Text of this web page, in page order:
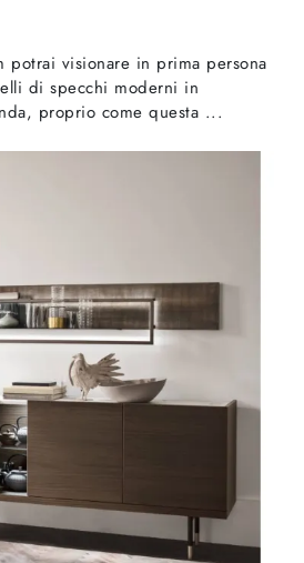
potrai visionare in prima persona
di specchi moderni in
proprio come questa ...